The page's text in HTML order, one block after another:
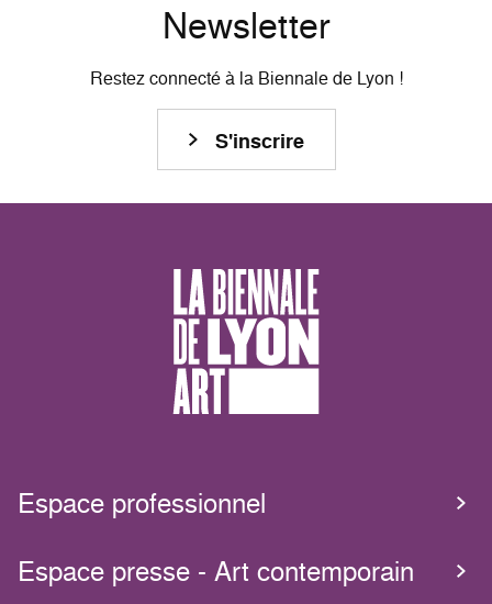
Newsletter
Restez connecté à la Biennale de Lyon !
S'inscrire
Espace professionnel
Espace presse - Art contemporain